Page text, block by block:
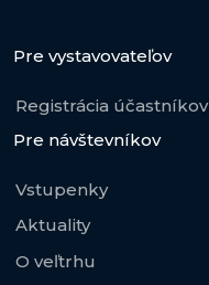
Pre vystavovateľov
Registrácia účastníkov
Pre návštevníkov
Vstupenky
Aktuality
O veľtrhu